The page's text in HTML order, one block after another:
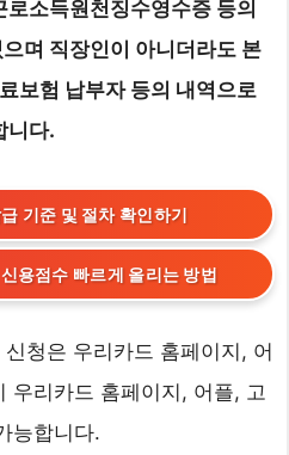
소득원천징수영수증 등의
며 직장인이 아니더라도 본
보험 납부자 등의 내역으로
니다.
기준 및 절차 확인하기
용점수 빠르게 올리는 방법
청은 우리카드 홈페이지, 어
우리카드 홈페이지, 어플, 고
능합니다.